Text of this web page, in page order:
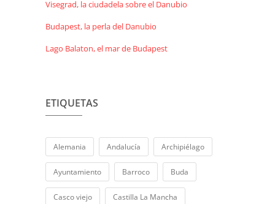
Visegrad, la ciudadela sobre el Danubio
Budapest, la perla del Danubio
Lago Balaton, el mar de Budapest
ETIQUETAS
Alemania Andalucía Archipiélago
Ayuntamiento Barroco Buda
Casco viejo Castilla La Mancha